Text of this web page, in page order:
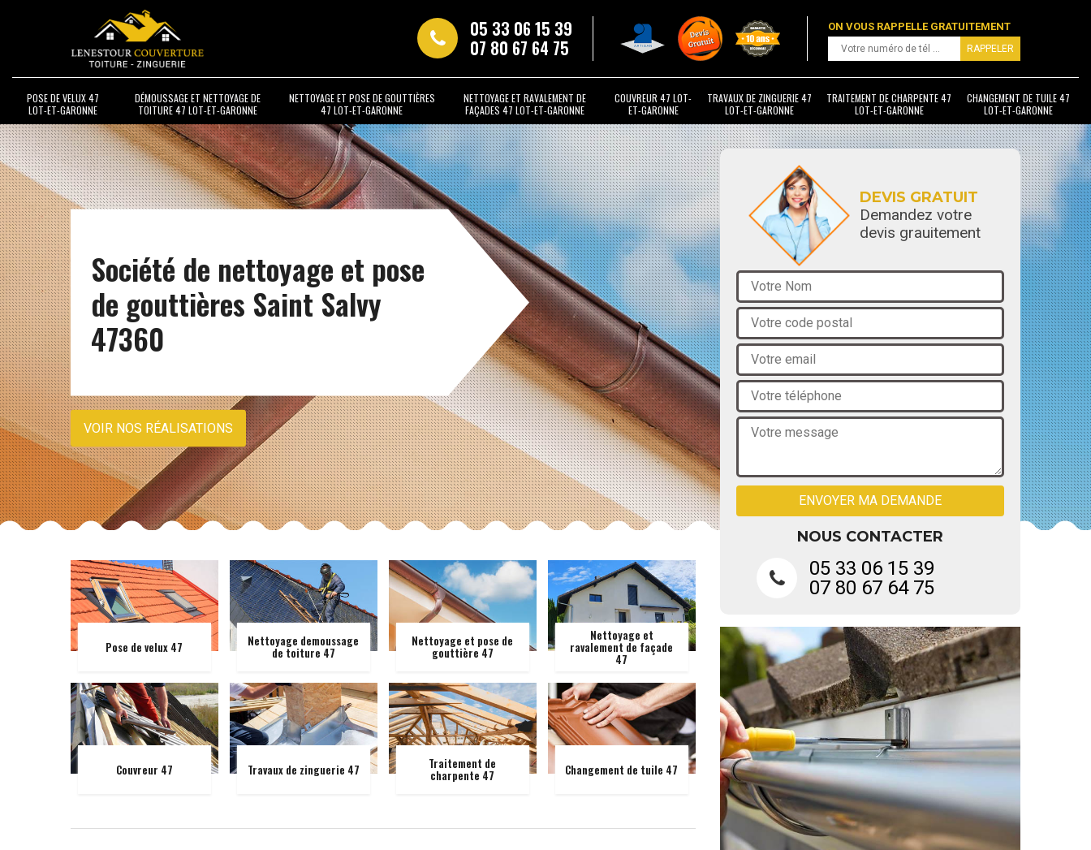
05 33 06 15 39
07 80 67 64 75
ON VOUS RAPPELLE GRATUITEMENT
POSE DE VELUX 47
LOT-ET-GARONNE
DÉMOUSSAGE ET NETTOYAGE DE
TOITURE 47 LOT-ET-GARONNE
NETTOYAGE ET POSE DE GOUTTIÈRES
47 LOT-ET-GARONNE
NETTOYAGE ET RAVALEMENT DE
FAÇADES 47 LOT-ET-GARONNE
COUVREUR 47 LOT-
ET-GARONNE
TRAVAUX DE ZINGUERIE 47
LOT-ET-GARONNE
TRAITEMENT DE CHARPENTE 47
LOT-ET-GARONNE
CHANGEMENT DE TUILE 47
LOT-ET-GARONNE
Société de nettoyage et pose
de gouttières Saint Salvy
47360
VOIR NOS RÉALISATIONS
Pose de velux 47 Nettoyage demoussage
de toiture 47
Nettoyage et pose de
gouttière 47
Nettoyage et
ravalement de façade
47
Couvreur 47 Travaux de zinguerie 47 Traitement de
charpente 47 Changement de tuile 47
DEVIS GRATUIT
Demandez votre
devis grauitement
NOUS CONTACTER
05 33 06 15 39
07 80 67 64 75